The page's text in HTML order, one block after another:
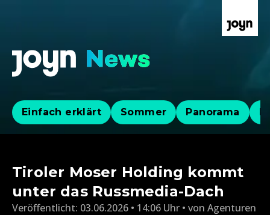
Einfach erklärt Sommer Panorama
Tiroler Moser Holding kommt
unter das Russmedia-Dach
Veröffentlicht: 03.06.2026 • 14:06 Uhr von Agenturen